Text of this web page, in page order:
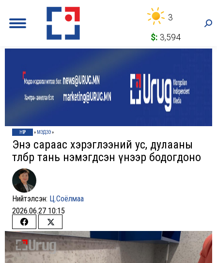
3
$: 3,594
НҮҮР » МЭДЭЭ»
Энэ сараас хэрэглээний ус, дулааны
төлбөр тань нэмэгдсэн үнээр бодогдоно
Нийтэлсэн: Ц.Соёлмаа
2026.06.27 10:15
Share
on
Facebook
Share
on
Twitter